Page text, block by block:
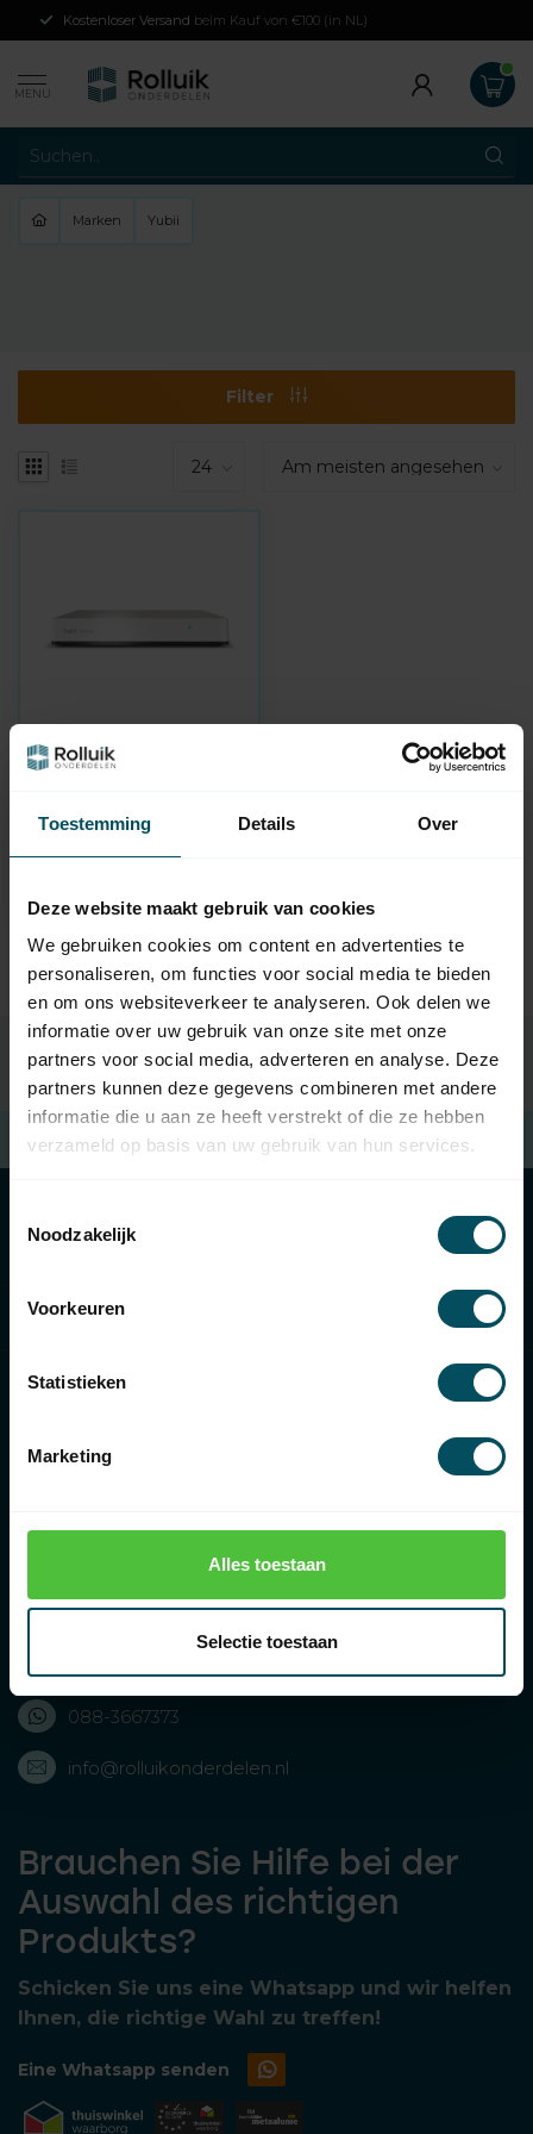
Toestemming Details Over
Deze website maakt gebruik van cookies
We gebruiken cookies om content en advertenties te
personaliseren, om functies voor social media te bieden
en om ons websiteverkeer te analyseren. Ook delen we
informatie over uw gebruik van onze site met onze
partners voor social media, adverteren en analyse. Deze
partners kunnen deze gegevens combineren met andere
informatie die u aan ze heeft verstrekt of die ze hebben
verzameld op basis van uw gebruik van hun services.
Noodzakelijk
Voorkeuren
Statistieken
Marketing
Alles toestaan
Selectie toestaan
Kostenloser Versand beim Kauf von €100 (in NL)
MENU
Marken Yubii
Filter
YUBII
besser
Kostenloser Versand beim Kauf von €100 (in NL)
Kategorien
Informationen
€
Rolluikonderdelen.nl
Bolderweg 43, 8243 RD Lelystad, Nederland
088-3667373
info@rolluikonderdelen.nl
Brauchen Sie Hilfe bei der
Auswahl des richtigen
Produkts?
Schicken Sie uns eine Whatsapp und wir helfen
Ihnen, die richtige Wahl zu treffen!
Eine Whatsapp senden